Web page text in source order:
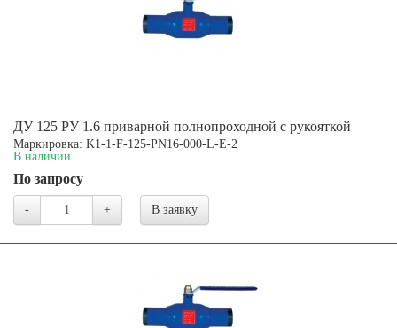
ДУ 125 РУ 1.6 приварной полнопроходной с рукояткой
Маркировка: K1-1-F-125-PN16-000-L-E-2
В наличии
По запросу
- + В заявку